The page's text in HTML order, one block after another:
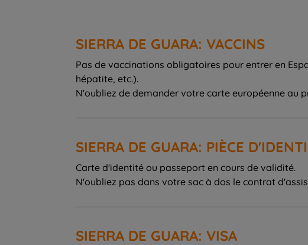
SIERRA DE GUARA: VACCINS
Pas de vaccinations obligatoires pour entrer en
hépatite, etc.).
N'oubliez de demander votre carte européenne au
SIERRA DE GUARA: PIÈCE
Carte d'identité ou passeport en cours de validité.
N'oubliez pas dans votre sac à dos le contrat
SIERRA DE GUARA: VISA